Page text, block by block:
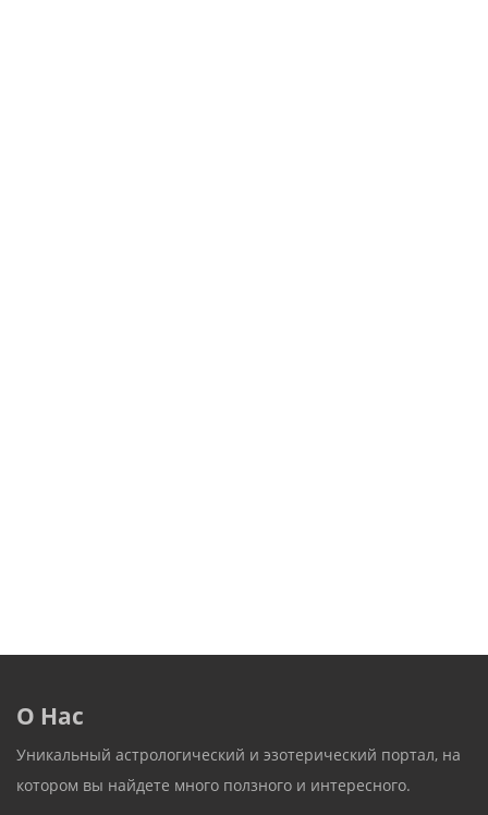
О Нас
Уникальный астрологический и эзотерический портал, на
котором вы найдете много ползного и интересного.